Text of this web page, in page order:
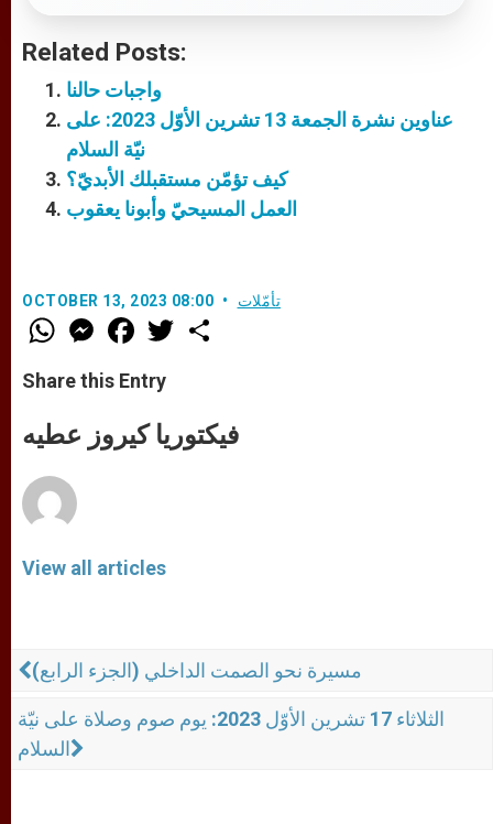
Related Posts:
واجبات حالنا
عناوين نشرة الجمعة 13 تشرين الأوّل 2023: على
نيّة السلام
كيف تؤمّن مستقبلك الأبديّ؟
العمل المسيحيّ وأبونا يعقوب
OCTOBER 13, 2023 08:00 تأمّلات
W
h
t
s
p
p
M
e
s
e
e
F
a
e
b
o
k
w
Share this Entry
فيكتوريا كيروز عطيه
View all articles
مسيرة نحو الصمت الداخلي (الجزء الرابع)
الثلاثاء 17 تشرين الأوّل 2023: يوم صوم وصلاة على نيّة
السلام